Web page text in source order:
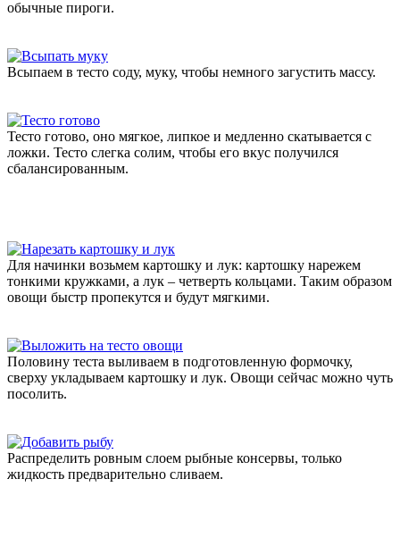
обычные пироги.
Всыпаем в тесто соду, муку, чтобы немного загустить массу.
Тесто готово, оно мягкое, липкое и медленно скатывается с
ложки. Тесто слегка солим, чтобы его вкус получился
сбалансированным.
Для начинки возьмем картошку и лук: картошку нарежем
тонкими кружками, а лук – четверть кольцами. Таким образом
овощи быстр пропекутся и будут мягкими.
Половину теста выливаем в подготовленную формочку,
сверху укладываем картошку и лук. Овощи сейчас можно чуть
посолить.
Распределить ровным слоем рыбные консервы, только
жидкость предварительно сливаем.